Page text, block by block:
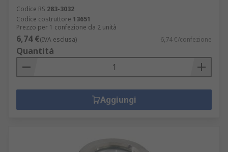
Codice RS 283-3032
Codice costruttore 13651
Prezzo per 1 confezione da 2 unità
6,74 €(IVA esclusa) 6,74 €/confezione
Quantità
Aggiungi